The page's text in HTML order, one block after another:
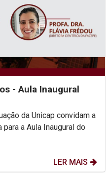
- Aula Inaugural
da Unicap convidam a
a Aula Inaugural do
LER MAIS